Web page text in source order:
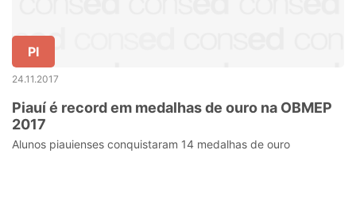
PI
24.11.2017
Piauí é record em medalhas de ouro na OBMEP
2017
Alunos piauienses conquistaram 14 medalhas de ouro